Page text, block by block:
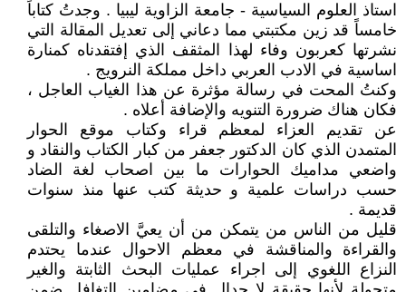
استاذ العلوم السياسية - جامعة الزاوية ليبيا . وجدتُ كتاباً
خامساً قد زين مكتبتي مما دعاني إلى تعديل المقالة التي
نشرتها كعربون وفاء لهذا المثقف الذي إفتقدناه كمنارة
اساسية في الادب العربي داخل مملكة النرويج .
وكنتُ المحت في رسالة مؤثرة عن هذا الغياب العاجل ،
فكان هناك ضرورة التنويه والإضافة أعلاه .
عن تقديم العزاء لمعظم قراء وكتاب موقع الحوار
المتمدن الذي كان الدكتور جعفر من كبار الكتاب والنقاد و
واضعي مداميك الحوارات ما بين اصحاب لغة الضاد
حسب دراسات علمية و حديثة كتب عنها منذ سنوات
قديمة .
قليل من الناس من يتمكن من أن يعيَّ الاصغاء والتلقى
والقراءة والمناقشة في معظم الاحوال عندما يحتدم
النزاع اللغوي إلى اجراء عمليات البحث الثابتة والغير